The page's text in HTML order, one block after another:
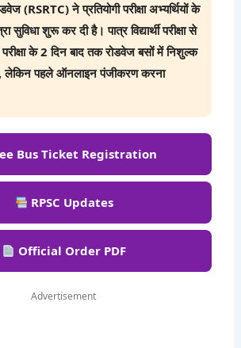
(RSRTC) ने प्रतियोगी परीक्षा अभ्यर्थियों के
सुविधा शुरू कर दी है। पात्र विद्यार्थी परीक्षा से
के 2 दिन बाद तक रोडवेज बसों में निशुल्क
लेकिन पहले ऑनलाइन पंजीकरण करना
Bus Ticket Registration
RPSC Updates
Official Order PDF
Advertisement